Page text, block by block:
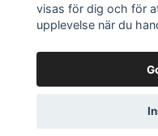
© 2026
visas för dig och för
upplevelse när du